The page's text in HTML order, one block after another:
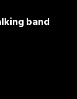
band